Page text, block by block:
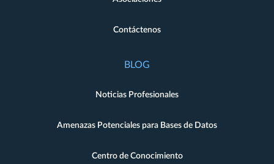
Contáctenos
BLOG
Noticias Profesionales
Amenazas Potenciales para Bases de Datos
Centro de Conocimiento